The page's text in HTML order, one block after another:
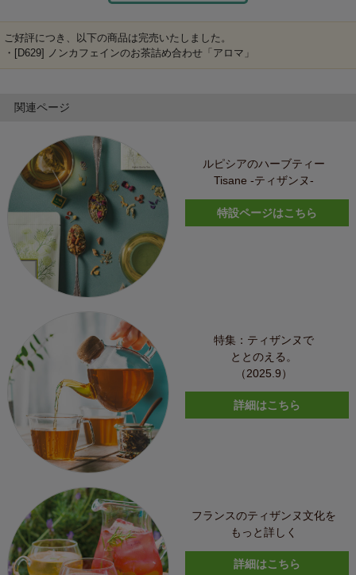
ご好評につき、以下の商品は完売いたしました。
・[D629] ノンカフェインのお茶詰め合わせ「アロマ」
関連ページ
ルピシアのハーブティー
Tisane -ティザンヌ-
特設ページはこちら
特集：ティザンヌで
ととのえる。
（2025.9）
詳細はこちら
フランスのティザンヌ文化を
もっと詳しく
詳細はこちら